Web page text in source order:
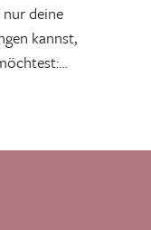
deine
kannst,